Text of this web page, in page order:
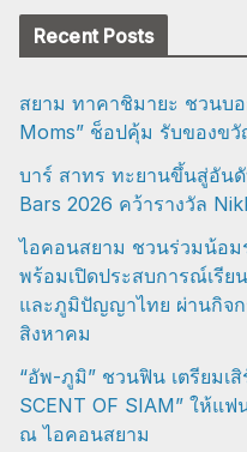
Recent Posts
สยาม ทาคาชิมายะ ชวนบ
Moms” ช็อปคุ้ม รับของข
บาร์ สาทร ทะยานขึ้นสู่อันดั
Bars 2026 คว้ารางวัล
ไอคอนสยาม ชวนร่วมน้อ
พร้อมเปิดประสบการณ์เรีย
และภูมิปัญญาไทย ผ่านกิจ
สิงหาคม
“อัพ-ภูมิ” ชวนฟิน เตรียมเ
SCENT OF SIAM” ให้แ
ณ ไอคอนสยาม